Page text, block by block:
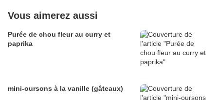
Vous aimerez aussi
Purée de chou fleur au curry et
paprika
mini-oursons à la vanille (gâteaux)